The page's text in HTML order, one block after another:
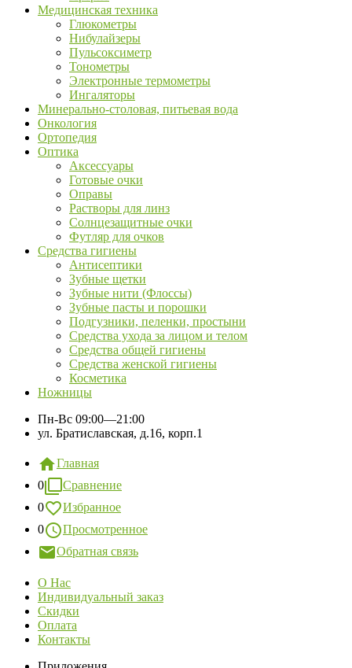
Медицинская техника
Глюкометры
Нибулайзеры
Пульсоксиметр
Тонометры
Электронные термометры
Ингаляторы
Минерально-столовая, питьевая вода
Онкология
Ортопедия
Оптика
Аксессуары
Готовые очки
Оправы
Растворы для линз
Солнцезащитные очки
Футляр для очков
Средства гигиены
Антисептики
Зубные щетки
Зубные нити (Флоссы)
Зубные пасты и порошки
Подгузники, пеленки, простыни
Средства ухода за лицом и телом
Средства общей гигиены
Средства женской гигиены
Косметика
Ножницы
Пн-Вс 09:00—21:00
ул. Братиславская, д.16, корп.1
Главная
0
Сравнение
0
Избранное
0
Просмотренное
Обратная связь
О Нас
Индивидуальный заказ
Скидки
Оплата
Контакты